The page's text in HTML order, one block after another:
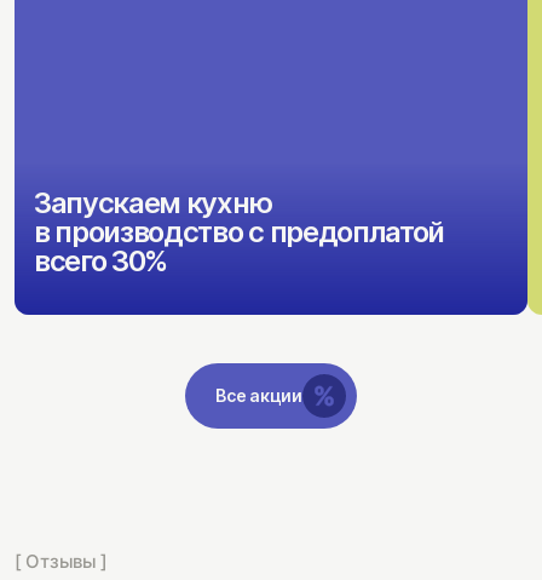
Запускаем кухню
в производство с предоплатой
всего 30%
Все акции
[ Отзывы ]